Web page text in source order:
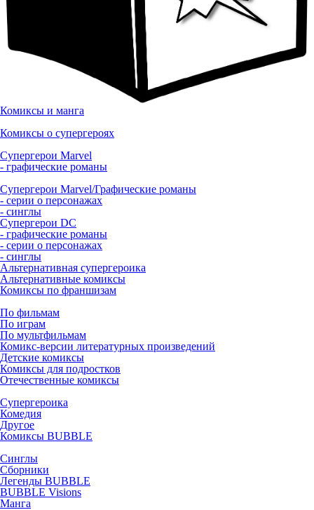
Комиксы и манга
Комиксы о супергероях
Супергерои Marvel
- графические романы
Супергерои Marvel/Графические романы
- серии о персонажах
- синглы
Супергерои DC
- графические романы
- серии о персонажах
- синглы
Альтернативная супергероика
Альтернативные комиксы
Комиксы по франшизам
По фильмам
По играм
По мультфильмам
Комикс-версии литературных произведений
Детские комиксы
Комиксы для подростков
Отечественные комиксы
Супергероика
Комедия
Другое
Комиксы BUBBLE
Синглы
Сборники
Легенды BUBBLE
BUBBLE Visions
Манга